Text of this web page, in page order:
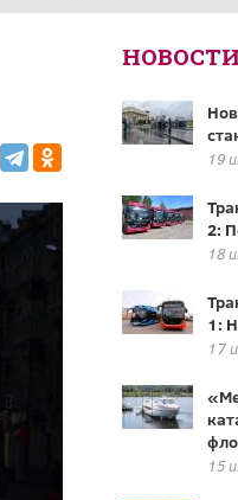
НОВОСТИ
19
2:
18
1:
17
15